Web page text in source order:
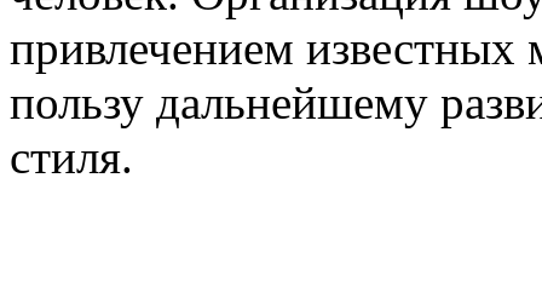
привлечением известных
пользу дальнейшему
стиля.